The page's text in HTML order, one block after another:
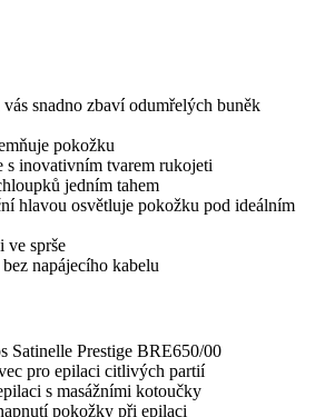
snadno zbaví odumřelých buněk
pokožku
s inovativním tvarem rukojeti
jedním tahem
hlavou osvětluje pokožku pod ideálním
ve sprše
napájecího kabelu
Satinelle Prestige BRE650/00
pro epilaci citlivých partií
s masážními kotoučky
pokožky při epilaci